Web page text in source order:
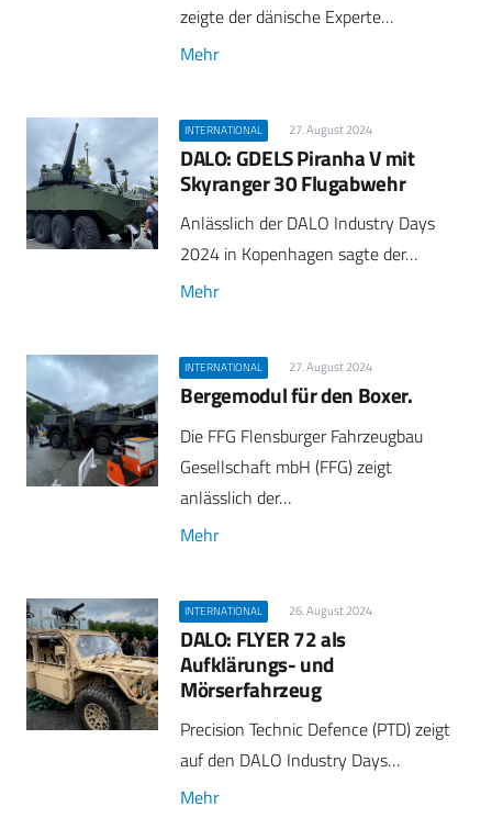
zeigte der dänische Experte…
Mehr
INTERNATIONAL 27. August 2024
DALO: GDELS Piranha V mit
Skyranger 30 Flugabwehr
Anlässlich der DALO Industry Days
2024 in Kopenhagen sagte der…
Mehr
INTERNATIONAL 27. August 2024
Bergemodul für den Boxer.
Die FFG Flensburger Fahrzeugbau
Gesellschaft mbH (FFG) zeigt
anlässlich der…
Mehr
INTERNATIONAL 26. August 2024
DALO: FLYER 72 als
Aufklärungs- und
Mörserfahrzeug
Precision Technic Defence (PTD) zeigt
auf den DALO Industry Days…
Mehr